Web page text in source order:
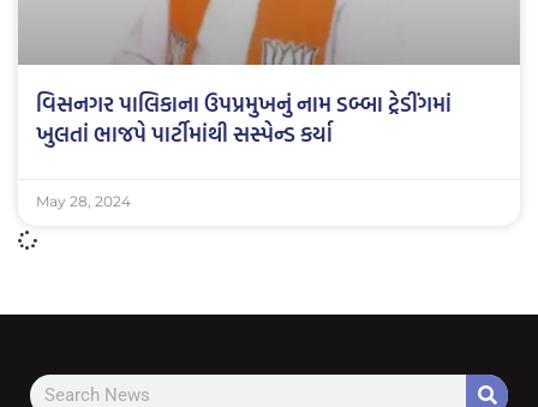
વિસનગર પાલિકાના ઉપપ્રમુખનું નામ ડબ્બા ટ્રેડીંગમાં
ખુલતાં ભાજપે પાર્ટીમાંથી સસ્પેન્ડ કર્યા
May 28, 2024